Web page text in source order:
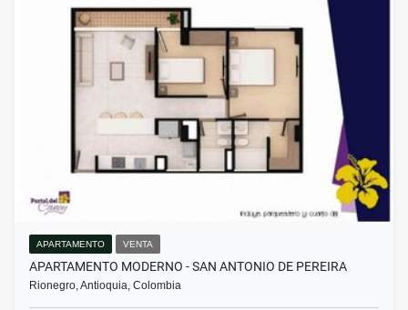
APARTAMENTO VENTA
APARTAMENTO MODERNO - SAN ANTONIO DE PEREIRA
Rionegro, Antioquia, Colombia